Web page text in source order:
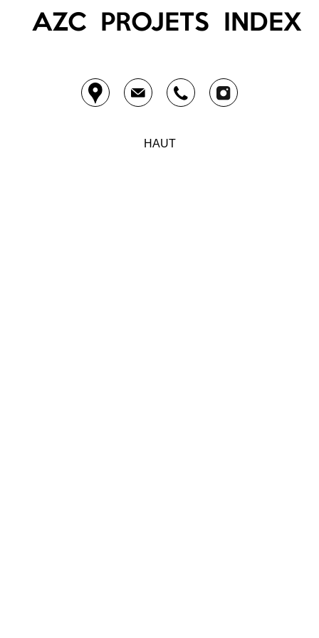
AZC PROJETS INDEX
HAUT